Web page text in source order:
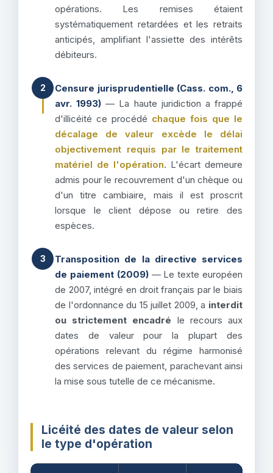
opérations. Les remises étaient
systématiquement retardées et les retraits
anticipés, amplifiant l'assiette des intérêts
débiteurs.
2
Censure jurisprudentielle (Cass. com., 6
avr. 1993) — La haute juridiction a frappé
d'illicéité ce procédé chaque fois que le
décalage de valeur excède le délai
objectivement requis par le traitement
matériel de l'opération. L'écart demeure
admis pour le recouvrement d'un chèque ou
d'un titre cambiaire, mais il est proscrit
lorsque le client dépose ou retire des
espèces.
3
Transposition de la directive services
de paiement (2009)— Le texte européen
de 2007, intégré en droit français par le biais
de l'ordonnance du 15 juillet 2009, a interdit
ou strictement encadré le recours aux
dates de valeur pour la plupart des
opérations relevant du régime harmonisé
des services de paiement, parachevant ainsi
la mise sous tutelle de ce mécanisme.
Licéité des dates de valeur selon
le type d'opération